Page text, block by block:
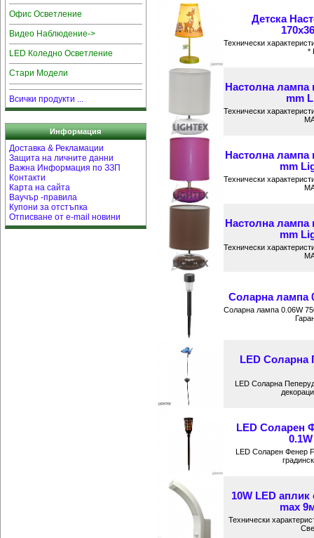
Офис Осветление
Видео Наблюдение->
LED Коледно Осветление
Стари Модели
Всички продукти ...
Информация
Доставка & Рекламации
Защита на личните данни
Важна Информация по ЗЗП
Контакти
Карта на сайта
Ваучър -правила
Купони за отстъпка
Отписване от e-mail новини
Детска
Технически
*
Настолна лампа
mm
Технически
Настолна лампа
mm
Технически
Настолна лампа
mm
Технически
Соларна лампа
Соларна лампа 0.06W
LED Соларна
LED Соларна
LED Соларен
LED Соларен Фенер
10W LED
max
Технически